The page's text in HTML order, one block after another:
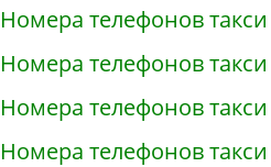
Номера телефонов
Номера телефонов
Номера телефонов
Номера телефонов